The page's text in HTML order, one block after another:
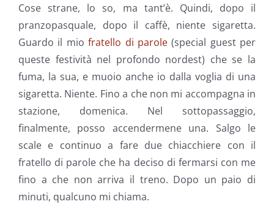
Cose strane, lo so, ma tant’è. Quindi, dopo il
pranzopasquale, dopo il caffè, niente sigaretta.
Guardo il miofratello di parole(special guest per
queste festività nel profondo nordest) che se la
fuma, la sua, e muoio anche io dalla voglia di una
sigaretta. Niente. Fino a che non mi accompagna in
stazione, domenica. Nel sottopassaggio,
finalmente, posso accendermene una. Salgo le
scale e continuo a fare due chiacchiere con il
fratello di parole che ha deciso di fermarsi con me
fino a che non arriva il treno. Dopo un paio di
minuti, qualcuno mi chiama.